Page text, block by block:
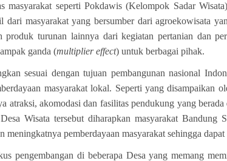
masyarakat seperti Pokdawis (Kelompok Sadar
dari masyarakat yang bersumber dari agroekowisata
produk turunan lainnya dari kegiatan pertanian dan
ganda (multiplier effect) untuk berbagai pihak.
sesuai dengan tujuan pembangunan nasional
masyarakat lokal. Seperti yang disampaikan
atraksi, akomodasi dan fasilitas pendukung yang
Wisata tersebut diharapkan masyarakat Bandung
meningkatnya pemberdayaan masyarakat sehingga
pengembangan di beberapa Desa yang memang